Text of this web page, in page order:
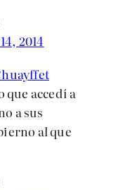
2014
que accedí a
a sus
al que